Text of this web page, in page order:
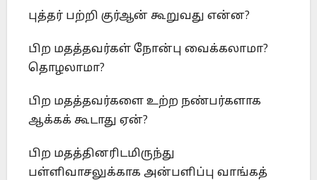
புத்தர் பற்றி குர்ஆன் கூறுவது என்ன?
பிற மதத்தவர்கள் நோன்பு வைக்கலாமா?
தொழலாமா?
பிற மதத்தவர்களை உற்ற நண்பர்களாக
ஆக்கக் கூடாது ஏன்?
பிற மதத்தினரிடமிருந்து
பள்ளிவாசலுக்காக அன்பளிப்பு வாங்கத்